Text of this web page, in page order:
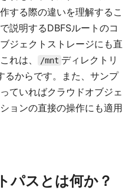
する際の違いを理解するこ
説明するDBFSルートのコ
ジェクトストレージにも直
れは、
/mnt ディレクトリ
るからです。また、サンプ
ていればクラウドオブジェ
ョンの直接の操作にも適用
パスとは何か？